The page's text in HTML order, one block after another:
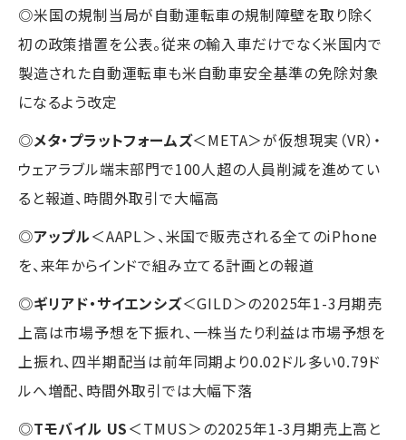
◎米国の規制当局が自動運転車の規制障壁を取り除く
初の政策措置を公表。従来の輸入車だけでなく米国内で
製造された自動運転車も米自動車安全基準の免除対象
になるよう改定
◎メタ・プラットフォームズ＜META＞が仮想現実（VR）・
ウェアラブル端末部門で100人超の人員削減を進めてい
ると報道、時間外取引で大幅高
◎アップル＜AAPL＞、米国で販売される全てのiPhone
を、来年からインドで組み立てる計画との報道
◎ギリアド・サイエンシズ＜GILD＞の2025年1-3月期売
上高は市場予想を下振れ、一株当たり利益は市場予想を
上振れ、四半期配当は前年同期より0.02ドル多い0.79ド
ルへ増配、時間外取引では大幅下落
◎Tモバイル US＜TMUS＞の2025年1-3月期売上高と